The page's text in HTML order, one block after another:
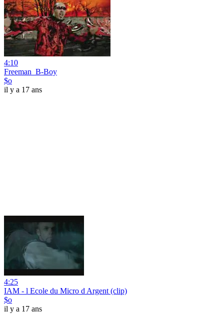
4:10
Freeman_B-Boy
$o
il y a 17 ans
4:25
IAM - l Ecole du Micro d Argent (clip)
$o
il y a 17 ans